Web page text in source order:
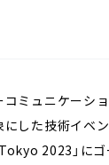
ミュニケーショ
した技術イベ
2023」にゴ